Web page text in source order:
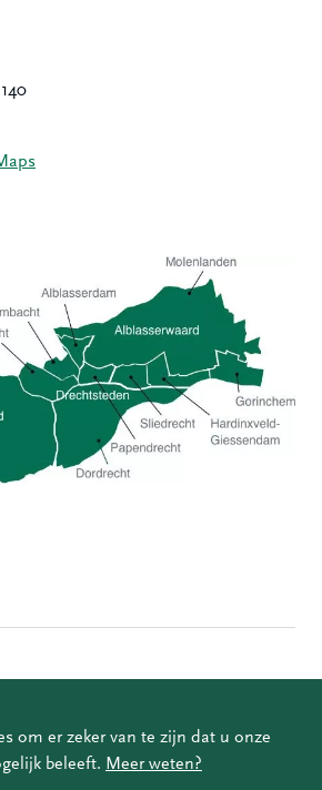
om er zeker van te zijn dat u onze
beleeft. Meer weten?
Disclosure